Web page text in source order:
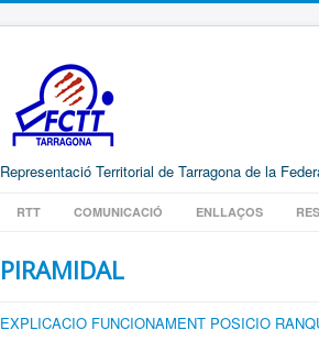
Representació Territorial de Tarragona de la
RTT COMUNICACIÓ ENLLAÇOS
PIRAMIDAL
EXPLICACIO FUNCIONAMENT POSICIO